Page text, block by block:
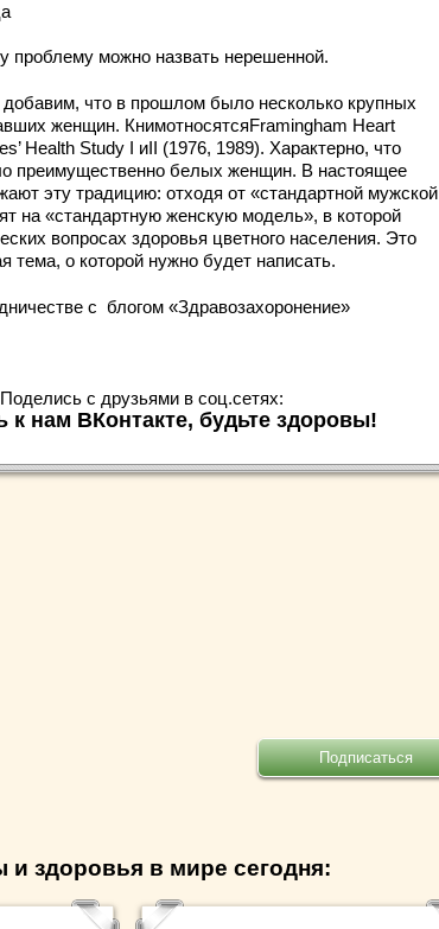
проблему можно назвать нерешенной.
что в прошлом было несколько крупных
женщин. КнимотносятсяFramingham Heart
Health Study I иII (1976, 1989). Характерно, что
преимущественно белых женщин. В настоящее
эту традицию: отходя от «стандартной мужской
на «стандартную женскую модель», в которой
вопросах здоровья цветного населения. Это
тема, о которой нужно будет написать.
с блогом «Здравозахоронение»
с друзьями в соц.сетях:
к нам ВКонтакте, будьте здоровы!
здоровья в мире сегодня: